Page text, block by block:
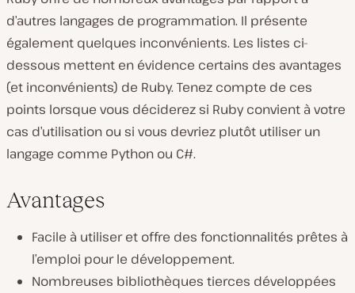
d’autres langages de programmation. Il présente
également quelques inconvénients. Les listes ci-
dessous mettent en évidence certains des avantages
(et inconvénients) de Ruby. Tenez compte de ces
points lorsque vous déciderez si Ruby convient à votre
cas d’utilisation ou si vous devriez plutôt utiliser un
langage comme Python ou C#.
Avantages
Facile à utiliser et offre des fonctionnalités prêtes à
l’emploi pour le développement.
Nombreuses bibliothèques tierces développées